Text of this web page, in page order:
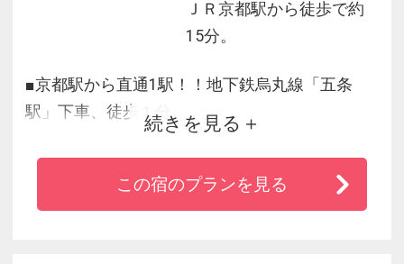
ＪＲ京都駅から徒歩で約
15分。
■京都駅から直通1駅！！地下鉄烏丸線「五条
駅」下車、徒歩１分。
■四条からも約１５分の徒歩圏内にあり、古都の
名所巡りに便利。
■ホテルにはサウナ付の大浴場があり、旅の疲れ
続きを見る
この宿のプランを見る